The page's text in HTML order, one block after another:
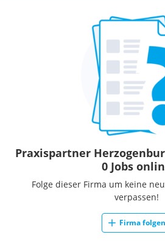
Praxispartner
0 Jobs
Folge dieser Firma um keine
verpassen!
Firma folgen